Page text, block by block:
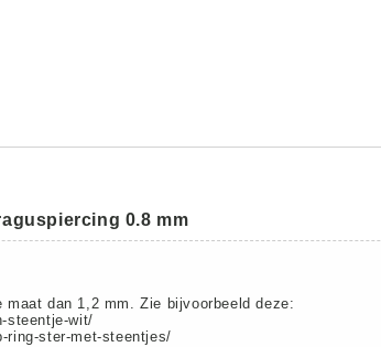
0.8 mm
dan 1,2 mm. Zie bijvoorbeeld deze:
steentje-wit/
ring-ster-met-steentjes/